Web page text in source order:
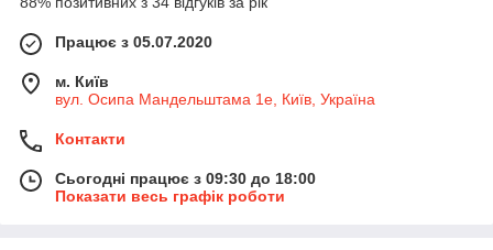
Працює з 05.07.2020
м. Київ
вул. Осипа Мандельштама 1е, Київ, Україна
Контакти
Сьогодні працює з 09:30 до 18:00
Показати весь графік роботи